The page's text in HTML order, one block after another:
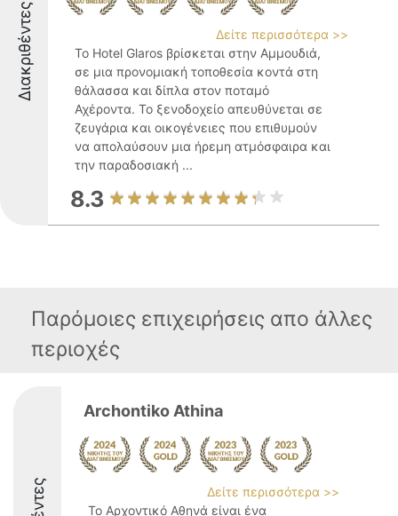
Διακριθέντες
Δείτε περισσότερα >>
Το Hotel Glaros βρίσκεται στην Αμμουδιά,
σε μια προνομιακή τοποθεσία κοντά στη
θάλασσα και δίπλα στον ποταμό
Αχέροντα. Το ξενοδοχείο απευθύνεται σε
ζευγάρια και οικογένειες που επιθυμούν
να απολαύσουν μια ήρεμη ατμόσφαιρα και
την παραδοσιακή ...
8.3
Παρόμοιες επιχειρήσεις απο άλλες
περιοχές
Archontiko Athina
Δείτε περισσότερα >>
Το Αρχοντικό Αθηνά είναι ένα